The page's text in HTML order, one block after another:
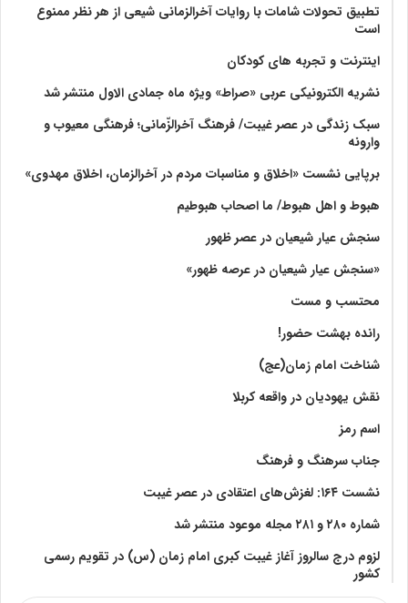
تطبیق تحولات شامات با روایات آخرالزمانی شیعی از هر نظر ممنوع
است
اینترنت و تجربه های کودکان
نشریه الکترونیکی عربی «صراط» ویژه ماه جمادی الاول منتشر شد
سبک زندگی در عصر غیبت/ فرهنگ آخرالزّمانی؛ فرهنگی معیوب و
وارونه
برپایی نشست «اخلاق و مناسبات مردم در آخرالزمان، اخلاق مهدوی»
هبوط و اهل هبوط/ ما اصحاب هبوطیم
سنجش عیار شیعیان در عصر ظهور
«سنجش عیار شیعیان در عرصه ظهور»
محتسب و مست
رانده بهشت‌ حضور!
شناخت امام زمان(عج)
نقش یهودیان در واقعه کربلا
اسم رمز
جناب سرهنگ و فرهنگ
نشست ۱۶۴: لغزش‌های اعتقادی در عصر غیبت
شماره ۲۸۰ و ۲۸۱ مجله موعود منتشر شد
لزوم درج سالروز آغاز غیبت کبری امام زمان (س) در تقویم رسمی
کشور